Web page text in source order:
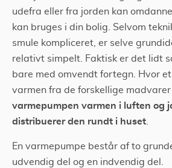
udefra eller fra jorden kan
kan bruges i din bolig. Selvom
smule kompliceret, er selve
relativt simpelt. Faktisk er det lidt
bare med omvendt fortegn. Hvor
varmen fra de forskellige madvarer
varmepumpen varmen i luften og
distribuerer den rundt i huset.
En varmepumpe består af to
udvendig del og en indvendig del.